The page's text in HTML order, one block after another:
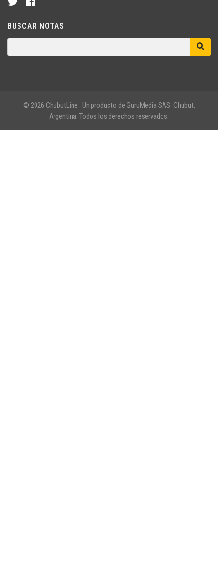
BUSCAR NOTAS
© 2026 ChubutLine · Un producto de GuruMedia SAS. Chubut,
Argentina. Todos los derechos reservados.